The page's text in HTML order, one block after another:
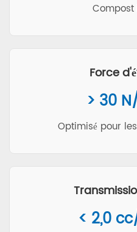
Force
> 30
Optimisé pour
< 2,0